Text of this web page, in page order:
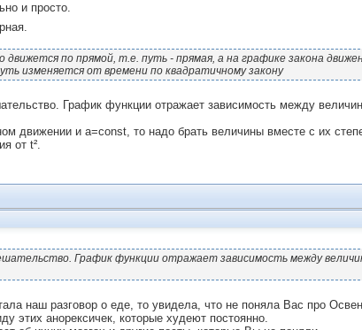
и просто.
по прямой, т.е. путь - прямая, а на графике закона
изменяется от времени по квадратичному закону
График функции отражает зависимость между
движении и а=const, то надо брать величины вместе с их
от t².
График функции отражает зависимость между
наш разговор о еде, то увидела, что не поняла Вас про
этих анорексичек, которые худеют постоянно.